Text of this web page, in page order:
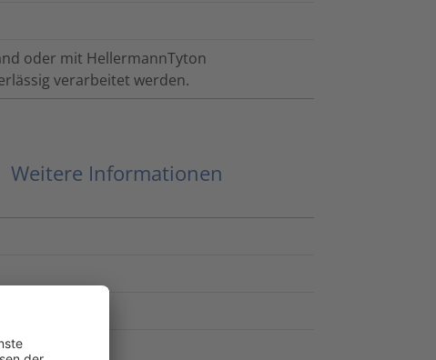
oder mit HellermannTyton
verarbeitet werden.
Weitere Informationen